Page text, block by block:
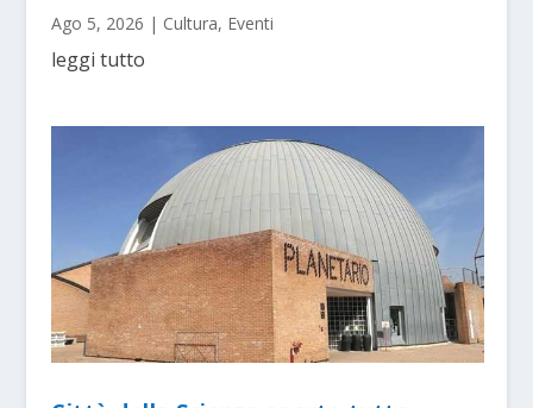
Ago 5, 2026 | Cultura, Eventi
leggi tutto